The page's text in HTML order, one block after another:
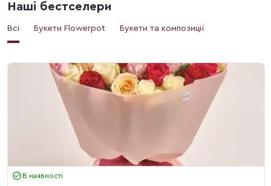
Наші бестселери
Всі Букети Flowerpot Букети та композиції
В наявності